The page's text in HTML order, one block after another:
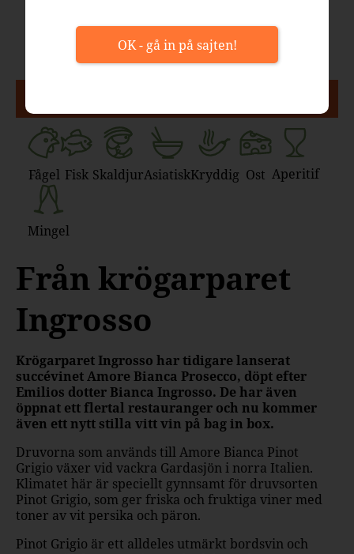
Fågel Fisk SkaldjurAsiatiskKryddig Ost Aperitif
Mingel
Från krögarparet
Ingrosso
Krögarparet Ingrosso har tidigare lanserat
succévinet Amore Bianca Prosecco, döpt efter
Emilios dotter Bianca Ingrosso. De har även
öppnat ett flertal restauranger och nu kommer
även ett nytt stilla vitt vin på bag in box.
Druvorna som används till Amore Bianca Pinot
Grigio växer vid vackra Gardasjön i norra Italien.
Klimatet här är speciellt gynnsamt för druvsorten
Pinot Grigio, som ger friska och fruktiga viner med
toner av vit persika och päron.
Pinot Grigio är ett alldeles utmärkt bordsvin och
OK - gå in på sajten!